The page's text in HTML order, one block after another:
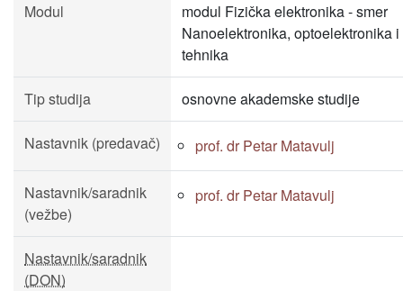
Modul
modul Fizička elektronika - smer
Nanoelektronika, optoelektronika
tehnika
Tip studija osnovne akademske studije
Nastavnik (predavač) prof. dr Petar Matavulj
Nastavnik/saradnik
(vežbe)
prof. dr Petar Matavulj
Nastavnik/saradnik
(DON)